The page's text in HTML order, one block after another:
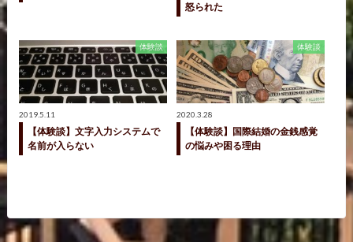
怒られた
体験談
2019.5.11
【体験談】文字入力システムで
名前が入らない
体験談
2020.3.28
【体験談】国際結婚の金銭感覚
の悩みや困る理由